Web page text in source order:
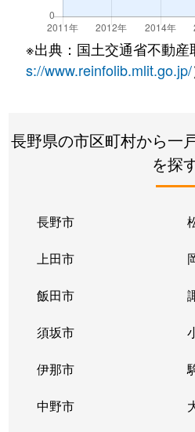
※出典：国土交通省不動産
s://www.reinfolib.mlit.go.jp/
長野県の市区町村から一
を探
長野市
上田市
飯田市
須坂市
伊那市
中野市